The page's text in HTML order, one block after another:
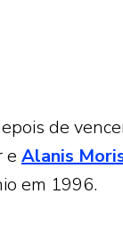
de
e Alanis
em 1996.